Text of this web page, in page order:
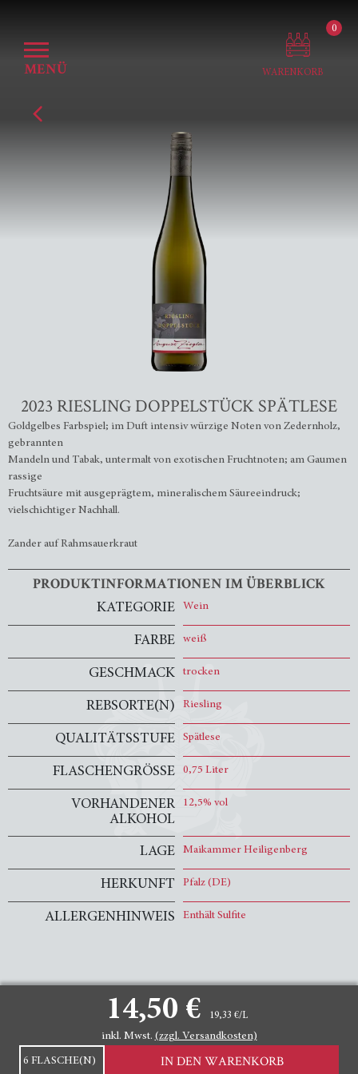
MENÜ
0
WARENKORB
2023 RIESLING DOPPELSTÜCK SPÄTLESE
Goldgelbes Farbspiel; im Duft intensiv würzige Noten von Zedernholz,
gebrannten
Mandeln und Tabak, untermalt von exotischen Fruchtnoten; am Gaumen
rassige
Fruchtsäure mit ausgeprägtem, mineralischem Säureeindruck;
vielschichtiger Nachhall.
Zander auf Rahmsauerkraut
PRODUKTINFORMATIONEN IM ÜBERBLICK
KATEGORIE
Wein
FARBE weiß
GESCHMACK trocken
REBSORTE(N) Riesling
QUALITÄTSSTUFE Spätlese
FLASCHENGRÖSSE 0,75 Liter
VORHANDENER
ALKOHOL
12,5% vol
LAGE Maikammer Heiligenberg
HERKUNFT Pfalz (DE)
ALLERGENHINWEIS Enthält Sulfite
14,50 € 19,33 €/L
inkl. Mwst. (zzgl. Versandkosten)
IN DEN WARENKORB
AUSGEZEICHNET
GOLDENER PREIS DER DLG
IMPRESSUM AGB
WIDERRUFSRECHT